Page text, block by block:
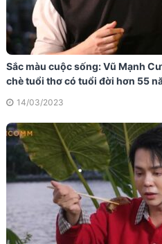
Sắc màu cuộc sống: Vũ Mạnh
chè tuổi thơ có tuổi đời hơn 55
14/03/2023